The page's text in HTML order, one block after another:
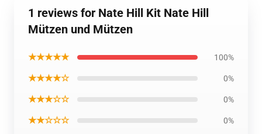
1 reviews for Nate Hill Kit Nate Hill
Mützen und Mützen
★★★★★ 100%
★★★★☆ 0%
★★★☆☆ 0%
★★☆☆☆ 0%